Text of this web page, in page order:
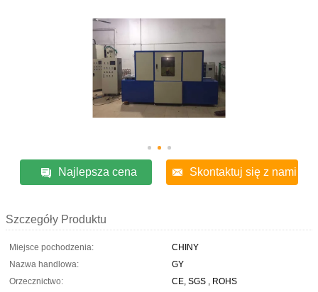
Najlepsza cena Skontaktuj się z nami
Szczegóły Produktu
Miejsce pochodzenia:
CHINY
Nazwa handlowa:
GY
Orzecznictwo:
CE, SGS , ROHS